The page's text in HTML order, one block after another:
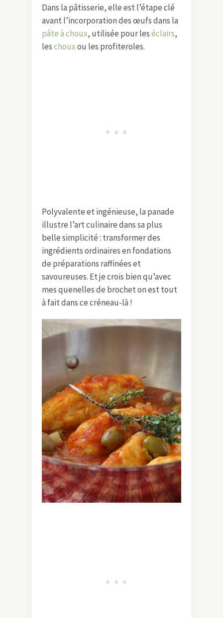
Dans la pâtisserie, elle est l’étape clé
avant l’incorporation des œufs dans la
pâte à choux, utilisée pour leséclairs,
leschouxou les profiteroles.
Polyvalente et ingénieuse, la panade
illustre l’art culinaire dans sa plus
belle simplicité : transformer des
ingrédients ordinaires en fondations
de préparations raffinées et
savoureuses. Et je crois bien qu’avec
mes quenelles de brochet on est tout
à fait dans ce créneau-là !